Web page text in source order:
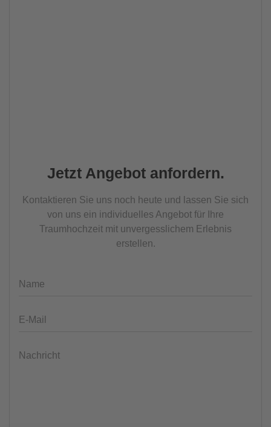
Jetzt Angebot anfordern.
Kontaktieren Sie uns noch heute und lassen Sie sich
von uns ein individuelles Angebot für Ihre
Traumhochzeit mit unvergesslichem Erlebnis
erstellen.